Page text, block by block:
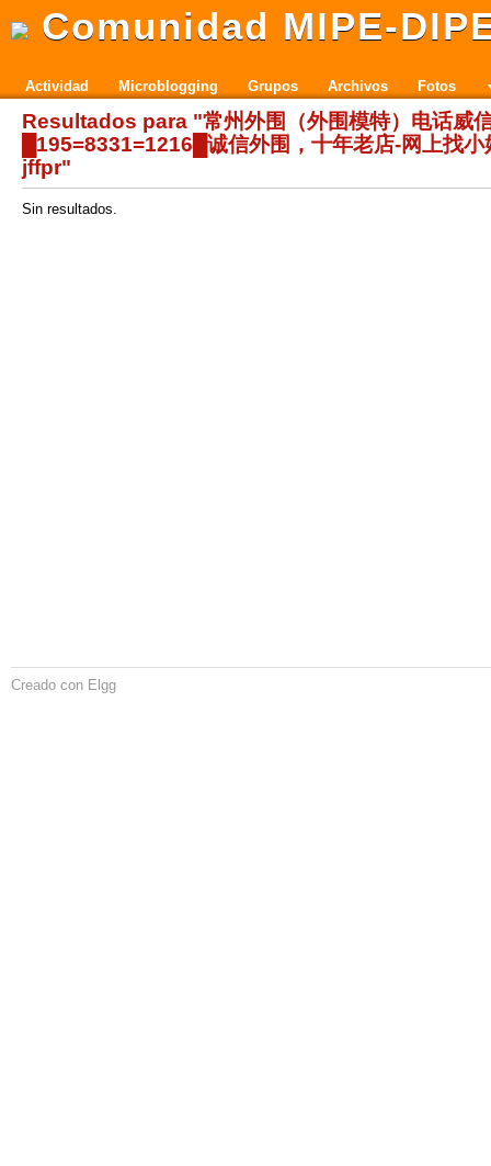
Comunidad MIPE-
Actividad Microblogging Grupos Archivos Fotos
Resultados para "常州外围（外围模特）电话威
█195=8331=1216█诚信外围，十年老店-网上找小
jffpr"
Sin resultados.
Creado con Elgg